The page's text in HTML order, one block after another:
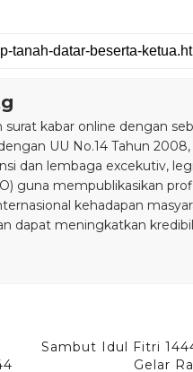
kabar online dengan
UU No.14 Tahun
dan lembaga excekutiv,
guna mempublikasikan
kehadapan
dapat meningkatkan
Sambut Idul Fitri
Gelar